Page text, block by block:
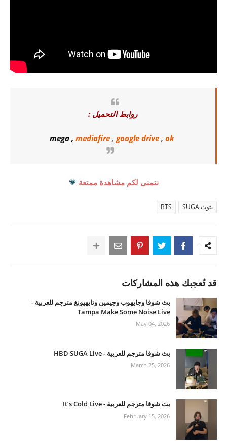
روابط التحميل :
mega , mediafire, google drive, ok
نتمنى لكم مشاهدة ممتعة 💗
بثوث SUGA BTS
قد تُعجبك هذه المشاركات
بث شوقا وجايهوب وجيمين وتايهيونغ مترجم للعربية -
Tampa Make Some Noise Live
May 04, 2026
بث شوقا مترجم للعربية - HBD SUGA Live
March 25, 2026
بث شوقا مترجم للعربية - It’s Cold Live
February 15, 2026